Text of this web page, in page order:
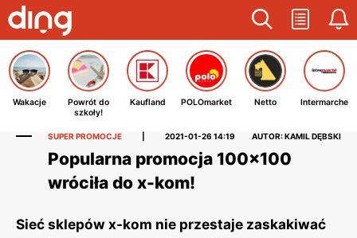
Wakacje
Powrót do
szkoły!
Kaufland POLOmarket Netto Intermarche
SUPER PROMOCJE 2021-01-26 14:19 AUTOR: KAMIL DĘBSKI
Popularna promocja 100x100
wróciła do x-kom!
Sieć sklepów x-kom nie przestaje zaskakiwać